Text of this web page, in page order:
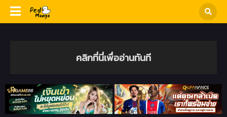
คลิกที่นี่เพื่ออ่านทันที